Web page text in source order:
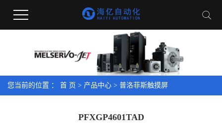
您当前的位置 ： 首 页 > 产品中心 > 普洛菲斯触摸屏
PFXGP4601TAD